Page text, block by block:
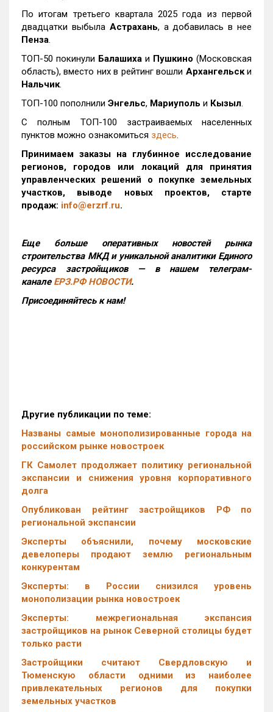
По итогам третьего квартала 2025 года из первой
двадцатки выбыла Астрахань, а добавилась в нее
Пенза.
ТОП-50 покинули Балашиха и Пушкино (Московская
область), вместо них в рейтинг вошли Архангельски
Нальчик.
ТОП-100 пополнили Энгельс, Мариуполь и Кызыл.
С полным ТОП-100 застраиваемых населенных
пунктов можно ознакомиться здесь.
Принимаем заказы на глубинное исследование
регионов, городов или локаций для принятия
управленческих решений о покупке земельных
участков, выводе новых проектов, старте
продаж: info@erzrf.ru.
Еще больше оперативных новостей рынка
строительства МКД и уникальной аналитики Единого
ресурса застройщиков — в нашем телеграм-
канале ЕРЗ.РФ НОВОСТИ.
Присоединяйтесь к нам!
Другие публикации по теме:
Названы самые монополизированные города на
российском рынке новостроек
ГК Самолет продолжает политику региональной
экспансии и снижения уровня корпоративного
долга
Опубликован рейтинг застройщиков РФ по
региональной экспансии
Эксперты объяснили, почему московские
девелоперы продают землю региональным
конкурентам
Эксперты: в России снизился уровень
монополизации рынка новостроек
Эксперты: межрегиональная экспансия
застройщиков на рынок Северной столицы будет
только расти
Застройщики считают Свердловскую и
Тюменскую области одними из наиболее
привлекательных регионов для покупки
земельных участков